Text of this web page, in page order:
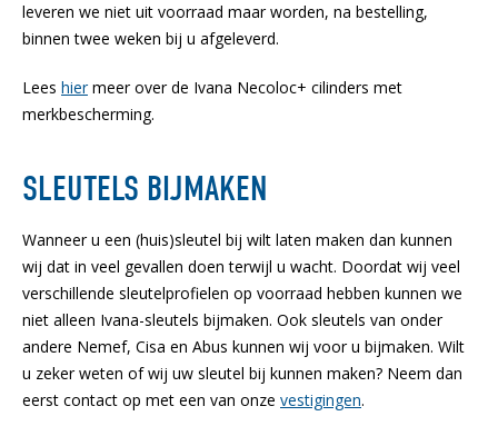
leveren we niet uit voorraad maar worden, na bestelling,
binnen twee weken bij u afgeleverd.
Lees hiermeer over de Ivana Necoloc+ cilinders met
merkbescherming.
SLEUTELS BIJMAKEN
Wanneer u een (huis)sleutel bij wilt laten maken dan kunnen
wij dat in veel gevallen doen terwijl u wacht. Doordat wij veel
verschillende sleutelprofielen op voorraad hebben kunnen we
niet alleen Ivana-sleutels bijmaken. Ook sleutels van onder
andere Nemef, Cisa en Abus kunnen wij voor u bijmaken. Wilt
u zeker weten of wij uw sleutel bij kunnen maken? Neem dan
eerst contact op met een van onze vestigingen.